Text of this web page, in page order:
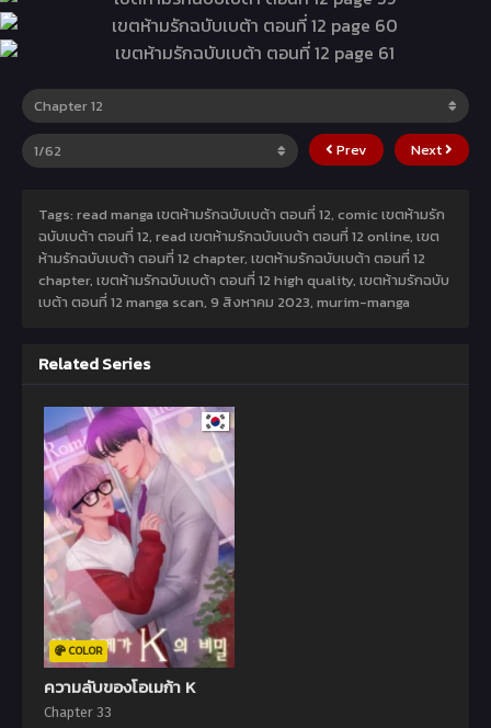
Prev Next
Tags: read manga เขตห้ามรักฉบับเบต้า ตอนที่ 12, comic เขตห้ามรัก
ฉบับเบต้า ตอนที่ 12, read เขตห้ามรักฉบับเบต้า ตอนที่ 12 online, เขต
ห้ามรักฉบับเบต้า ตอนที่ 12 chapter, เขตห้ามรักฉบับเบต้า ตอนที่ 12
chapter, เขตห้ามรักฉบับเบต้า ตอนที่ 12 high quality, เขตห้ามรักฉบับ
เบต้า ตอนที่ 12 manga scan, 9 สิงหาคม 2023, murim-manga
Related Series
COLOR
ความลับของโอเมก้า K
Chapter 33